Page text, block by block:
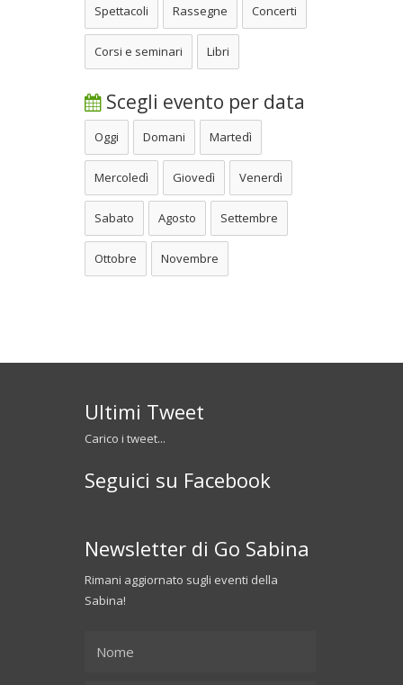
Spettacoli Rassegne Concerti
Corsi e seminari Libri
Scegli evento per data
Oggi Domani Martedì
Mercoledì Giovedì Venerdì
Sabato Agosto Settembre
Ottobre Novembre
Ultimi Tweet
Carico i tweet...
Seguici su Facebook
Newsletter di Go Sabina
Rimani aggiornato sugli eventi della
Sabina!